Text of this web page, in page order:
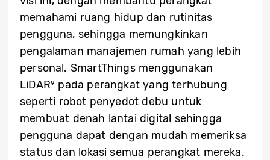
memahami ruang hidup dan rutinitas
pengguna, sehingga memungkinkan
pengalaman manajemen rumah yang lebih
personal. SmartThings menggunakan
LiDAR9 pada perangkat yang terhubung
seperti robot penyedot debu untuk
membuat denah lantai digital sehingga
pengguna dapat dengan mudah memeriksa
status dan lokasi semua perangkat mereka.